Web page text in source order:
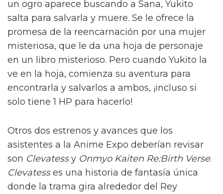
un ogro aparece buscando a Sana, Yukito
salta para salvarla y muere. Se le ofrece la
promesa de la reencarnación por una mujer
misteriosa, que le da una hoja de personaje
en un libro misterioso. Pero cuando Yukito la
ve en la hoja, comienza su aventura para
encontrarla y salvarlos a ambos, ¡incluso si
solo tiene 1 HP para hacerlo!
Otros dos estrenos y avances que los
asistentes a la Anime Expo deberían revisar
son Clevatessy Onmyo Kaiten Re:Birth Verse.
Clevatesses una historia de fantasía única
donde la trama gira alrededor del Rey